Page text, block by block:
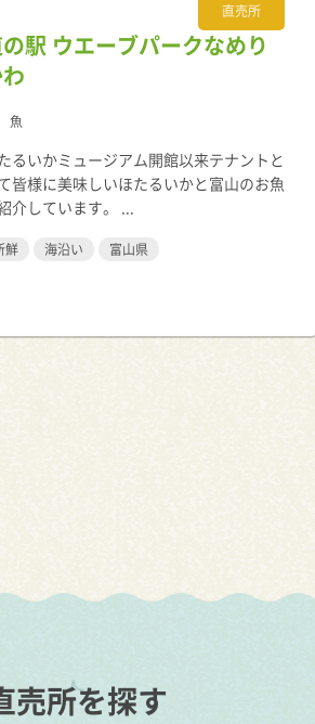
直売所
駅 ウエーブパークなめり
魚
るいかミュージアム開館以来テナントと
皆様に美味しいほたるいかと富山のお魚
介しています。 ...
鮮 海沿い 富山県
売所を探す